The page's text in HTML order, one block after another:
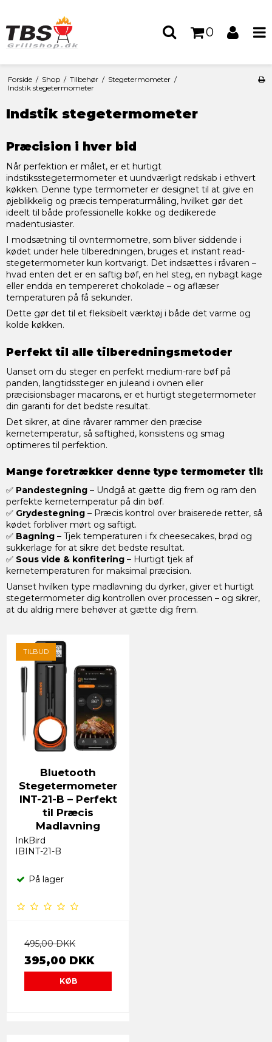
0
Forside / Shop / Tilbehør / Stegetermometer /
Indstik stegetermometer
Indstik stegetermometer
Præcision i hver bid
Når perfektion er målet, er et hurtigt
indstiksstegetermometer et uundværligt redskab i ethvert
køkken. Denne type termometer er designet til at give en
øjeblikkelig og præcis temperaturmåling, hvilket gør det
ideelt til både professionelle kokke og dedikerede
madentusiaster.
I modsætning til ovntermometre, som bliver siddende i
kødet under hele tilberedningen, bruges et instant read-
stegetermometer kun kortvarigt. Det indsættes i råvaren –
hvad enten det er en saftig bøf, en hel steg, en nybagt kage
eller endda en tempereret chokolade – og aflæser
temperaturen på få sekunder.
Dette gør det til et fleksibelt værktøj i både det varme og
kolde køkken.
Perfekt til alle tilberedningsmetoder
Uanset om du steger en perfekt medium-rare bøf på
panden, langtidssteger en juleand i ovnen eller
præcisionsbager macarons, er et hurtigt stegetermometer
din garanti for det bedste resultat.
Det sikrer, at dine råvarer rammer den præcise
kernetemperatur, så saftighed, konsistens og smag
optimeres til perfektion.
Mange foretrækker denne type termometer til:
✅ Pandestegning – Undgå at gætte dig frem og ram den
perfekte kernetemperatur på din bøf.
✅ Grydestegning – Præcis kontrol over braiserede retter, så
kødet forbliver mørt og saftigt.
✅ Bagning – Tjek temperaturen i fx cheesecakes, brød og
sukkerlage for at sikre det bedste resultat.
✅ Sous vide & konfitering – Hurtigt tjek af
kernetemperaturen for maksimal præcision.
Uanset hvilken type madlavning du dyrker, giver et hurtigt
stegetermometer dig kontrollen over processen – og sikrer,
at du aldrig mere behøver at gætte dig frem.
TILBUD
Bluetooth
Stegetermometer
INT-21-B – Perfekt
til Præcis
Madlavning
InkBird
IBINT-21-B
På lager
495,00 DKK
395,00 DKK
KØB